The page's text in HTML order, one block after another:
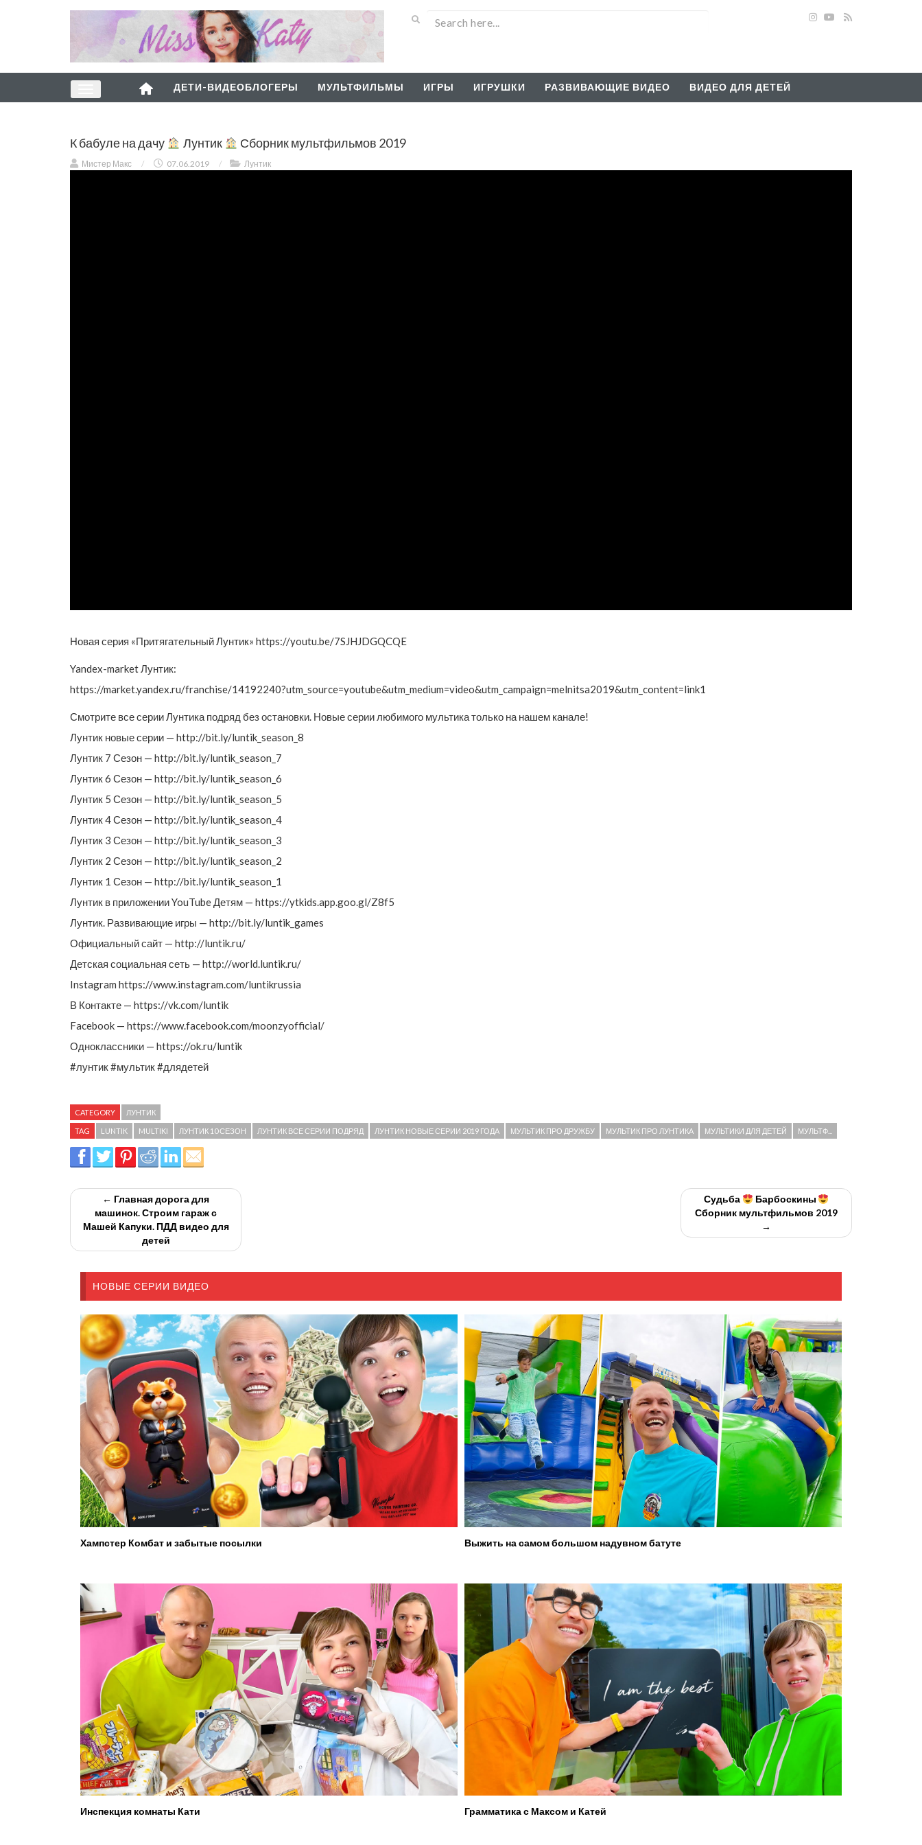
ДЕТИ-ВИДЕОБЛОГЕРЫ МУЛЬТФИЛЬМЫ ИГРЫ ИГРУШКИ РАЗВИВАЮЩИЕ ВИДЕО ВИДЕО ДЛЯ ДЕТЕЙ
К бабуле на дачу Лунтик Сборник мультфильмов 2019
Мистер Макс / 07.06.2019 / Лунтик
Новая серия «Притягательный Лунтик» https://youtu.be/7SJHJDGQCQE
Yandex-market Лунтик:
https://market.yandex.ru/franchise/14192240?utm_source=youtube&utm_medium=video&utm_campaign=melnitsa2019&utm_content=link1
Смотрите все серии Лунтика подряд без остановки. Новые серии любимого мультика только на нашем канале!
Лунтик новые серии — http://bit.ly/luntik_season_8
Лунтик 7 Сезон — http://bit.ly/luntik_season_7
Лунтик 6 Сезон — http://bit.ly/luntik_season_6
Лунтик 5 Сезон — http://bit.ly/luntik_season_5
Лунтик 4 Сезон — http://bit.ly/luntik_season_4
Лунтик 3 Сезон — http://bit.ly/luntik_season_3
Лунтик 2 Сезон — http://bit.ly/luntik_season_2
Лунтик 1 Сезон — http://bit.ly/luntik_season_1
Лунтик в приложении YouTube Детям — https://ytkids.app.goo.gl/Z8f5
Лунтик. Развивающие игры — http://bit.ly/luntik_games
Официальный сайт — http://luntik.ru/
Детская социальная сеть — http://world.luntik.ru/
Instagram https://www.instagram.com/luntikrussia
В Контакте — https://vk.com/luntik
Facebook — https://www.facebook.com/moonzyofficial/
Одноклассники — https://ok.ru/luntik
#лунтик #мультик #длядетей
CATEGORY ЛУНТИК
TAG LUNTIK MULTIKI ЛУНТИК 10 СЕЗОН ЛУНТИК ВСЕ СЕРИИ ПОДРЯД ЛУНТИК НОВЫЕ СЕРИИ 2019 ГОДА МУЛЬТИК ПРО ДРУЖБУ МУЛЬТИК ПРО ЛУНТИКА МУЛЬТИКИ ДЛЯ ДЕТЕЙ МУЛЬТФ...
← Главная дорога для
машинок. Строим гараж с
Машей Капуки. ПДД видео для
детей
Судьба
Барбоскины
Сборник мультфильмов 2019
→
НОВЫЕ СЕРИИ ВИДЕО
Хампстер Комбат и забытые посылки Выжить на самом большом надувном батуте
Инспекция комнаты Кати Грамматика с Максом и Катей